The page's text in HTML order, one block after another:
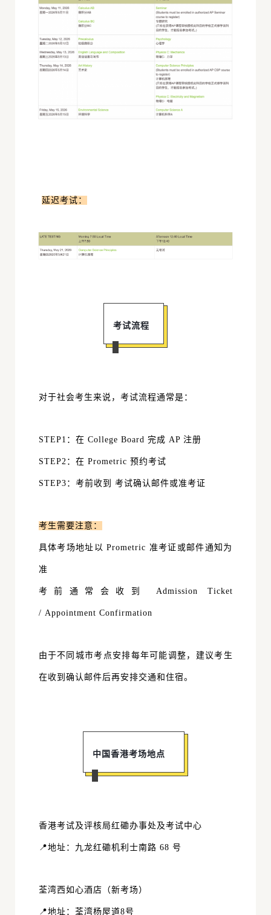
延迟考试：
考试流程
对于社会考生来说，考试流程通常是：
STEP1：在 College Board 完成 AP 注册
STEP2： 在 Prometric 预约考试
STEP3： 考前收到 考试确认邮件或准考证
考生需要注意：
具体考场地址以 Prometric 准考证或邮件通知为
准
考前通常会收到 Admission Ticket
/ Appointment Confirmation
由于不同城市考点安排每年可能调整，建议考生
在收到确认邮件后再安排交通和住宿。
中国香港考场地点
香港考试及评核局红磡办事处及考试中心
📍地址：九龙红磡机利士南路 68 号
荃湾西如心酒店（新考场）
📍地址：荃湾杨屋道8号